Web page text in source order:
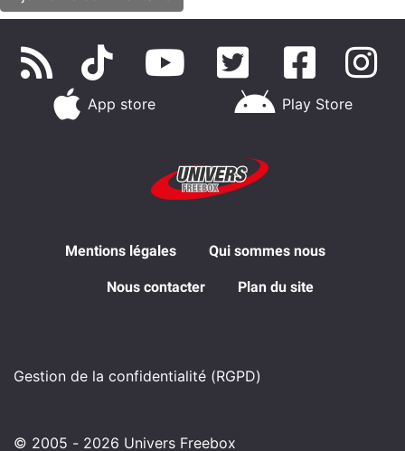
App store Play Store
Mentions légales Qui sommes nous
Nous contacter Plan du site
Gestion de la confidentialité (RGPD)
© 2005 - 2026 Univers Freebox